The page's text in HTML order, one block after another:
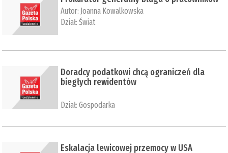
Autor: Joanna Kowalkowska
Dział:Świat
Doradcy podatkowi chcą ograniczeń dla
biegłych rewidentów
Dział:Gospodarka
Eskalacja lewicowej przemocy w USA